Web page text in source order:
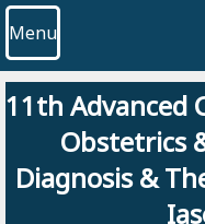
Menu
11th Advanced
Obstetrics
Diagnosis &